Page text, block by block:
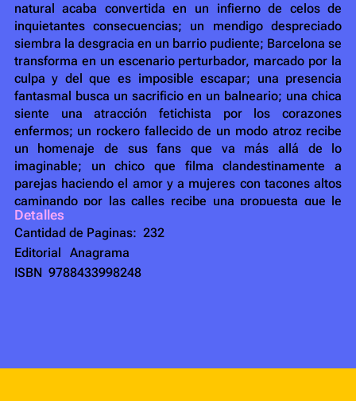
natural acaba convertida en un infierno de celos de
inquietantes consecuencias; un mendigo despreciado
siembra la desgracia en un barrio pudiente; Barcelona se
transforma en un escenario perturbador, marcado por la
culpa y del que es imposible escapar; una presencia
fantasmal busca un sacrificio en un balneario; una chica
siente una atracción fetichista por los corazones
enfermos; un rockero fallecido de un modo atroz recibe
un homenaje de sus fans que va más allá de lo
imaginable; un chico que filma clandestinamente a
parejas haciendo el amor y a mujeres con tacones altos
caminando por las calles recibe una propuesta que le
cambiará la vida...
En los doce soberbios cuentos que componen este
volumen Mariana Enriquez despliega todo un
repertorio de recursos del relato clásico de terror:
una voz propia y radicalmente moderna. Tirando del
Detalles
Cantidad de Paginas: 232
Editorial
Anagrama
ISBN 9788433998248